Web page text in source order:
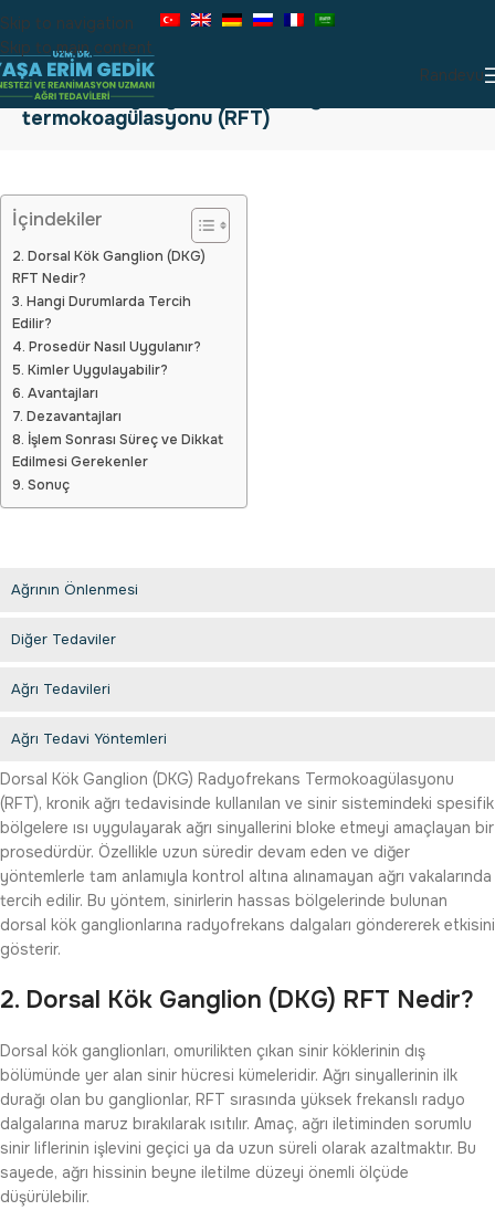
Skip to navigation
Skip to main content
Randevu
Dorsal kök ganglion (DKG) radyofrekans
termokoagülasyonu (RFT)
İçindekiler
2. Dorsal Kök Ganglion (DKG)
RFT Nedir?
3. Hangi Durumlarda Tercih
Edilir?
4. Prosedür Nasıl Uygulanır?
5. Kimler Uygulayabilir?
6. Avantajları
7. Dezavantajları
8. İşlem Sonrası Süreç ve Dikkat
Edilmesi Gerekenler
9. Sonuç
Ağrının Önlenmesi
Diğer Tedaviler
Ağrı Tedavileri
Ağrı Tedavi Yöntemleri
Dorsal Kök Ganglion (DKG) Radyofrekans Termokoagülasyonu
(RFT), kronik ağrı tedavisinde kullanılan ve sinir sistemindeki spesifik
bölgelere ısı uygulayarak ağrı sinyallerini bloke etmeyi amaçlayan bir
prosedürdür. Özellikle uzun süredir devam eden ve diğer
yöntemlerle tam anlamıyla kontrol altına alınamayan ağrı vakalarında
tercih edilir. Bu yöntem, sinirlerin hassas bölgelerinde bulunan
dorsal kök ganglionlarına radyofrekans dalgaları göndererek etkisini
gösterir.
2. Dorsal Kök Ganglion (DKG) RFT Nedir?
Dorsal kök ganglionları, omurilikten çıkan sinir köklerinin dış
bölümünde yer alan sinir hücresi kümeleridir. Ağrı sinyallerinin ilk
durağı olan bu ganglionlar, RFT sırasında yüksek frekanslı radyo
dalgalarına maruz bırakılarak ısıtılır. Amaç, ağrı iletiminden sorumlu
sinir liflerinin işlevini geçici ya da uzun süreli olarak azaltmaktır. Bu
sayede, ağrı hissinin beyne iletilme düzeyi önemli ölçüde
düşürülebilir.